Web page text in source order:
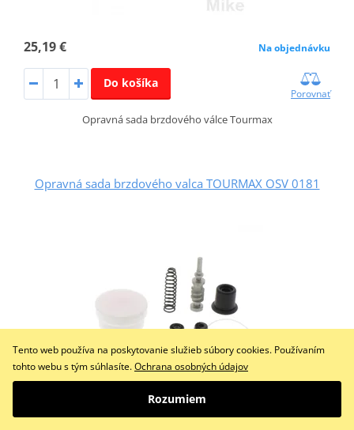
25,19 € Na objednávku
Do košíka
Porovnať
Opravná sada brzdového válce Tourmax
Opravná sada brzdového valca TOURMAX OSV 0181
Tento web používa na poskytovanie služieb súbory cookies. Používaním
tohto webu s tým súhlasíte.Ochrana osobných údajov
Rozumiem